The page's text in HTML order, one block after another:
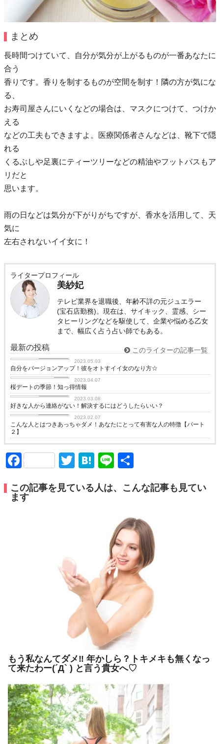
まとめ
長時間つけていて、自分が気分が上がるものが一番あなたに
合う
香りです。香りを制するものが空間を制す！隣の方が気にな
る、
お寿司屋さんにいくなどの場合は、マスクにつけて、つけか
える
などの工夫もできますよ。医療関係者さんなどは、靴下で隠
れる
くるぶしや足裏にティーツリーなどの精油やフットバスもア
リだと
思います。
雨の日などは気分が下がりがちですが、香水を活用して、天
気に
左右されないイイ女に！
ライタープロフィール
美紗妃
テレビ業界を退職後、年齢不詳の元ジュエラー
(宝石店勤務)。現在は、サイキック、霊感、シー
タヒーリングなどを駆使して、企業や悩める乙女
まで、幅広く占う占い師でもある。
最新の投稿 このライターの記事一覧
2023.05.03
自分をバージョンアップ！彼をオトすイイ女のなり方☆
love
2023.04.07
桜デートの季節！知っ得情報
恋愛コラム
2023.03.08
好きな人から連絡がない！解決するにはどうしたらいい？
恋愛コラム
2023.02.07
こんな人とはつきあっちゃダメ！あなたにとって有害な人の特徴【パート
２】
FacebookTwitter
Hatena
Line
この記事を見ている人は、こんな記事も見てい
ます
もう私なんてダメ‼︎ 年かしら？トキメキも無くなっ
て来たわー(´Д` ) と言う貴女へ♡